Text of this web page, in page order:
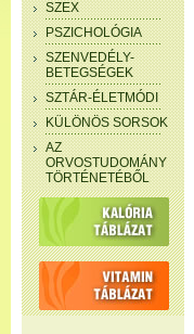
SZEX
PSZICHOLÓGIA
SZENVEDÉLY-
BETEGSÉGEK
SZTÁR-ÉLETMÓDI
KÜLÖNÖS SORSOK
AZ
ORVOSTUDOMÁNY
TÖRTÉNETÉBŐL